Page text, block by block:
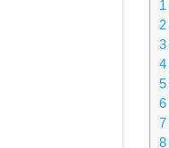
1
2
3
4
5
6
7
8